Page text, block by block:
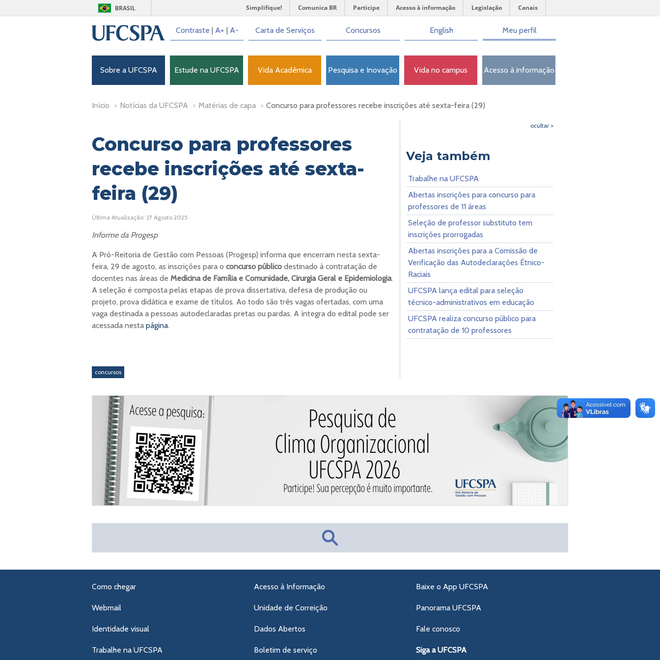
BRASIL Simplifique! Comunica BR Participe Acesso à informação Legislação Canais
Contraste | A+ | A- Carta de Serviços Concursos English Meu perfil
Sobre a UFCSPA Estude na UFCSPA Vida Acadêmica Pesquisa e Inovação Vida no campus Acesso à informação
Início > Notícias da UFCSPA > Matérias de capa > Concurso para professores recebe inscrições até sexta-feira (29)
Concurso para professores
recebe inscrições até sexta-
feira (29)
Última Atualização: 27 Agosto 2025
Informe da Progesp
A Pró-Reitoria de Gestão com Pessoas (Progesp) informa que encerram nesta sexta-
feira, 29 de agosto, as inscrições para o concurso público destinado à contratação de
docentes nas áreas de Medicina de Família e Comunidade, Cirurgia Geral e Epidemiologia.
A seleção é composta pelas etapas de prova dissertativa, defesa de produção ou
projeto, prova didática e exame de títulos. Ao todo são três vagas ofertadas, com uma
vaga destinada a pessoas autodeclaradas pretas ou pardas. A íntegra do edital pode ser
acessada nesta página.
concursos
ocultar >
Veja também
Trabalhe na UFCSPA
Abertas inscrições para concurso para
professores de 11 áreas
Seleção de professor substituto tem
inscrições prorrogadas
Abertas inscrições para a Comissão de
Verificação das Autodeclarações Étnico-
Raciais
UFCSPA lança edital para seleção
técnico-administrativos em educação
UFCSPA realiza concurso público para
contratação de 10 professores
Como chegar
Webmail
Identidade visual
Trabalhe na UFCSPA
Acesso à Informação
Unidade de Correição
Dados Abertos
Boletim de serviço
Baixe o App UFCSPA
Panorama UFCSPA
Fale conosco
Siga a UFCSPA